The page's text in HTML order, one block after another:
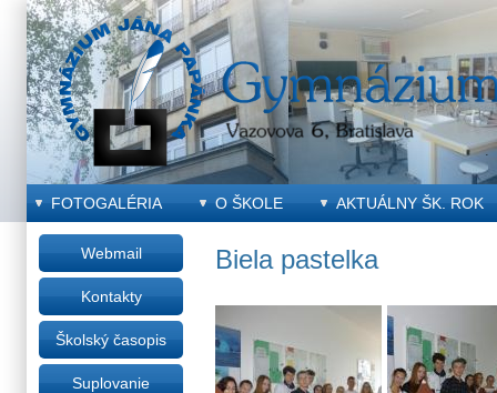
FOTOGALÉRIA O ŠKOLE AKTUÁLNY ŠK. ROK
Biela pastelka
Webmail
Kontakty
Školský časopis
Suplovanie